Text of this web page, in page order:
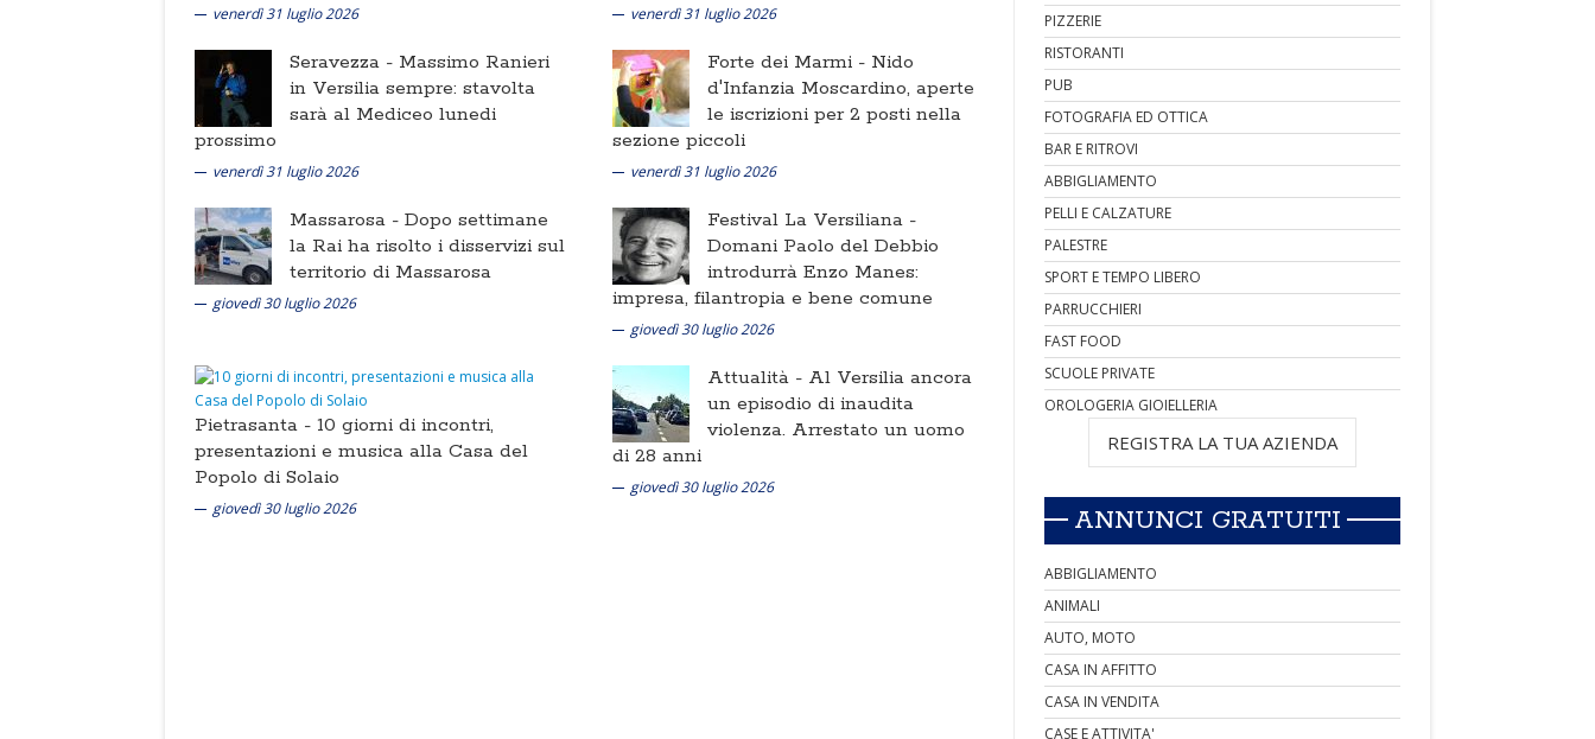
venerdì 31 luglio 2026 venerdì 31 luglio 2026
Seravezza - Massimo Ranieri
in Versilia sempre: stavolta
sarà al Mediceo lunedi
prossimo
venerdì 31 luglio 2026
Forte dei Marmi - Nido
d'Infanzia Moscardino, aperte
le iscrizioni per 2 posti nella
sezione piccoli
venerdì 31 luglio 2026
Massarosa - Dopo settimane
la Rai ha risolto i disservizi sul
territorio di Massarosa
giovedì 30 luglio 2026
Festival La Versiliana -
Domani Paolo del Debbio
introdurrà Enzo Manes:
impresa, filantropia e bene comune
giovedì 30 luglio 2026
Pietrasanta - 10 giorni di incontri,
presentazioni e musica alla Casa del
Popolo di Solaio
giovedì 30 luglio 2026
Attualità - Al Versilia ancora
un episodio di inaudita
violenza. Arrestato un uomo
di 28 anni
giovedì 30 luglio 2026
PIZZERIE
RISTORANTI
PUB
FOTOGRAFIA ED OTTICA
BAR E RITROVI
ABBIGLIAMENTO
PELLI E CALZATURE
PALESTRE
SPORT E TEMPO LIBERO
PARRUCCHIERI
FAST FOOD
SCUOLE PRIVATE
OROLOGERIA GIOIELLERIA
REGISTRA LA TUA AZIENDA
ANNUNCI GRATUITI
ABBIGLIAMENTO
ANIMALI
AUTO, MOTO
CASA IN AFFITTO
CASA IN VENDITA
CASE E ATTIVITA'